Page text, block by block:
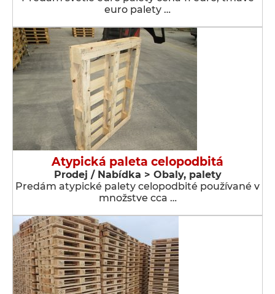
euro palety …
Atypická paleta celopodbitá
Prodej / Nabídka > Obaly, palety
Predám atypické palety celopodbité používané v
množstve cca …